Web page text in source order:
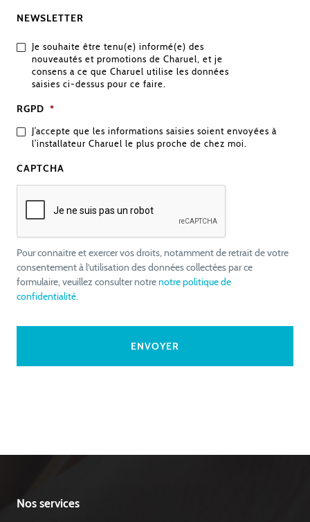
NEWSLETTER
Je souhaite être tenu(e) informé(e) des
nouveautés et promotions de Charuel, et je
consens a ce que Charuel utilise les données
saisies ci-dessus pour ce faire.
RGPD *
J’accepte que les informations saisies soient envoyées à
l’installateur Charuel le plus proche de chez moi.
CAPTCHA
Pour connaitre et exercer vos droits, notamment de retrait de votre
consentement à l’utilisation des données collectées par ce
formulaire, veuillez consulter notrenotre politique de
confidentialité.
Nos services